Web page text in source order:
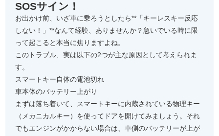
SOSサイン！
お出かけ前、いざ車に乗ろうとしたら**「キーレスキー反応
しない！」**なんて経験、ありませんか？急いでいる時に限
って起こると本当に焦りますよね。
このトラブル、実は以下の2つが主な原因として考えられま
す。
スマートキー自体の電池切れ
車本体のバッテリー上がり
まずは落ち着いて、スマートキーに内蔵されている物理キー
（メカニカルキー）を使ってドアを開けてみましょう。それ
でもエンジンがかからない場合は、車側のバッテリーが上が